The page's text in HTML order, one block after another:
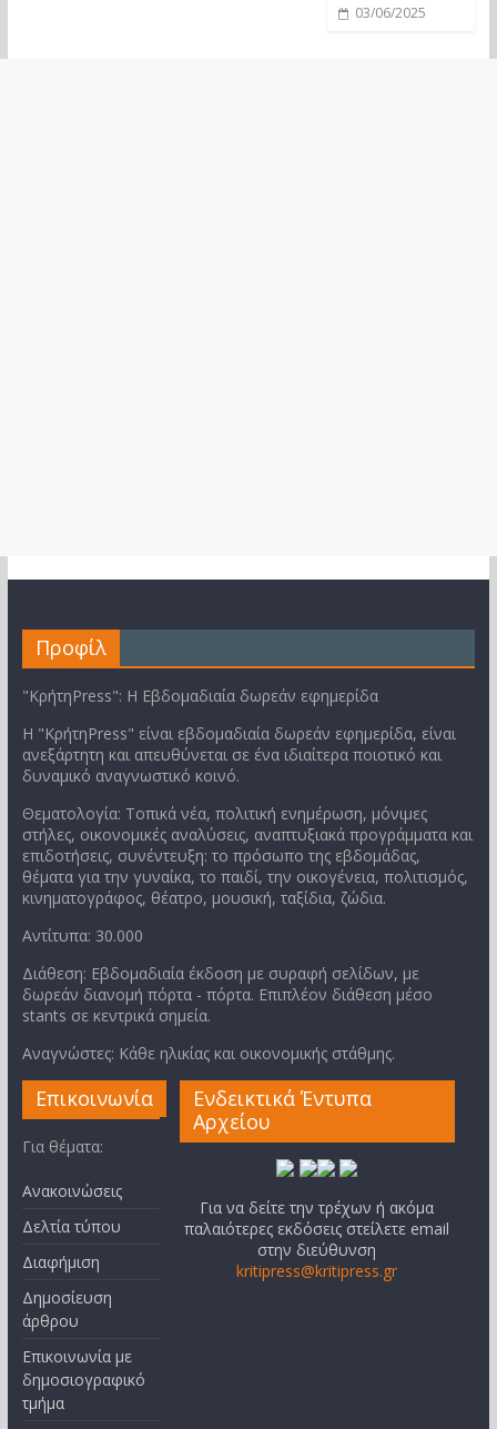
03/06/2025
Προφίλ
"ΚρήτηPress": Η Εβδομαδιαία δωρεάν εφημερίδα
Η "ΚρήτηPress" είναι εβδομαδιαία δωρεάν εφημερίδα, είναι
ανεξάρτητη και απευθύνεται σε ένα ιδιαίτερα ποιοτικό και
δυναμικό αναγνωστικό κοινό.
Θεματολογία: Τοπικά νέα, πολιτική ενημέρωση, μόνιμες
στήλες, οικονομικές αναλύσεις, αναπτυξιακά προγράμματα και
επιδοτήσεις, συνέντευξη: το πρόσωπο της εβδομάδας,
θέματα για την γυναίκα, το παιδί, την οικογένεια, πολιτισμός,
κινηματογράφος, θέατρο, μουσική, ταξίδια, ζώδια.
Αντίτυπα: 30.000
Διάθεση: Εβδομαδιαία έκδοση με συραφή σελίδων, με
δωρεάν διανομή πόρτα - πόρτα. Επιπλέον διάθεση μέσο
stants σε κεντρικά σημεία.
Αναγνώστες: Κάθε ηλικίας και οικονομικής στάθμης.
Επικοινωνία
Για θέματα:
Ανακοινώσεις
Δελτία τύπου
Διαφήμιση
Δημοσίευση
άρθρου
Επικοινωνία με
δημοσιογραφικό
τμήμα
Ενδεικτικά Έντυπα
Αρχείου
Για να δείτε την τρέχων ή ακόμα
παλαιότερες εκδόσεις στείλετε email
στην διεύθυνση
kritipress@kritipress.gr